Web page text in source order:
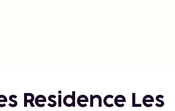
Residence Les